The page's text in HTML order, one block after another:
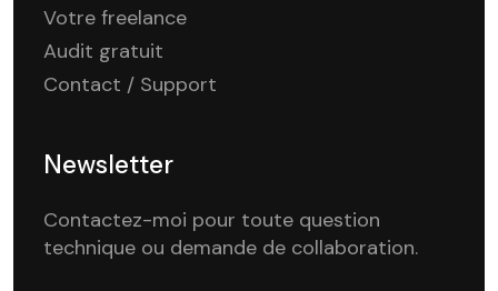
Votre freelance
Audit gratuit
Contact / Support
Newsletter
Contactez-moi pour toute question
technique ou demande de collaboration.